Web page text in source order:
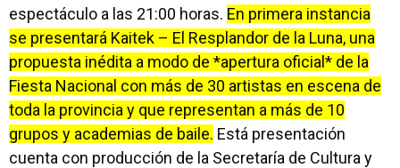
espectáculo a las 21:00 horas. En primera instancia
se presentará Kaitek – El Resplandor de la Luna, una
propuesta inédita a modo de *apertura oficial* de la
Fiesta Nacional con más de 30 artistas en escena de
toda la provincia y que representan a más de 10
grupos y academias de baile. Está presentación
cuenta con producción de la Secretaría de Cultura y